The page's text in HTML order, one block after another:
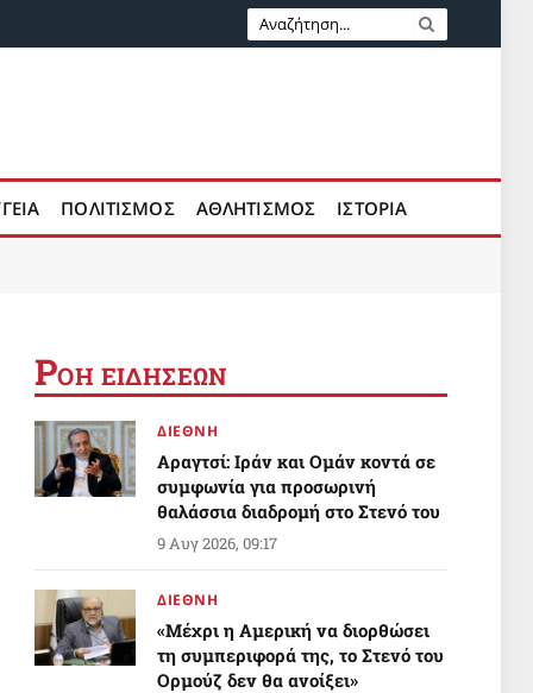
ΠΟΛΙΤΙΣΜΟΣ ΑΘΛΗΤΙΣΜΟΣ ΙΣΤΟΡΙΑ
ΡΟΗ ΕΙΔΗΣΕΩΝ
ΔΙΕΘΝΗ
Αραγτσί: Ιράν και Ομάν κοντά σε
συμφωνία για προσωρινή
θαλάσσια διαδρομή στο Στενό του
Ορμούζ
θαλάσσιας οδού εξακολουθεί να
υπόκειται σε άλλους όρους
9 Αυγ 2026, 09:17
ΔΙΕΘΝΗ
«Μέχρι η Αμερική να διορθώσει
τη συμπεριφορά της, το Στενό του
Ορμούζ δεν θα ανοίξει»